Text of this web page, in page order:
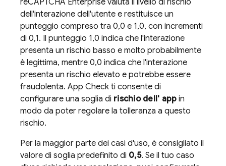
reCAPTCHA Enterprise valuta il livello di rischio
dell'interazione dell'utente e restituisce un
punteggio compreso tra 0,0 e 1,0, con incrementi
di 0,1. Il punteggio 1,0 indica che l'interazione
presenta un rischio basso e molto probabilmente
è legittima, mentre 0,0 indica che l'interazione
presenta un rischio elevato e potrebbe essere
fraudolenta. App Check ti consente di
configurare una soglia di rischio dell' app in
modo da poter regolare la tolleranza a questo
rischio.
Per la maggior parte dei casi d'uso, è consigliato il
valore di soglia predefinito di 0,5. Se il tuo caso